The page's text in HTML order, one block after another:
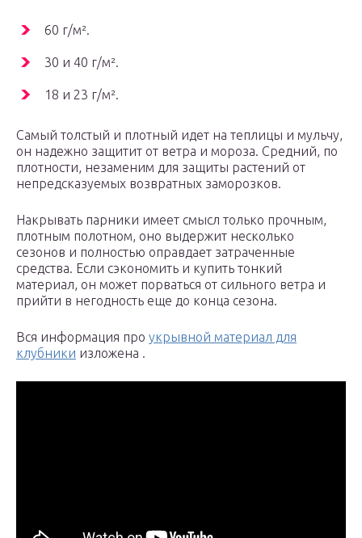
60 г/м².
30 и 40 г/м².
18 и 23 г/м².
Самый толстый и плотный идет на теплицы и мульчу,
он надежно защитит от ветра и мороза. Средний, по
плотности, незаменим для защиты растений от
непредсказуемых возвратных заморозков.
Накрывать парники имеет смысл только прочным,
плотным полотном, оно выдержит несколько
сезонов и полностью оправдает затраченные
средства. Если сэкономить и купить тонкий
материал, он может порваться от сильного ветра и
прийти в негодность еще до конца сезона.
Вся информация про укрывной материал для
клубники изложена .